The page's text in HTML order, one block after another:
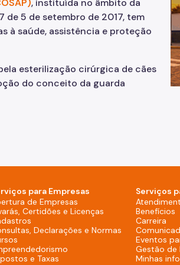
Taxas
e Fornecedores
, instituída no âmbito da
de 5 de setembro de 2017, tem
à saúde, assistência e proteção
esterilização cirúrgica de cães
do conceito da guarda
para Empresas
de Empresas
Certidões e Licenças
Declarações e Normas
e Taxas
Serviços
Benefícios
Carreira
Eventos
Gestão de
Minhas